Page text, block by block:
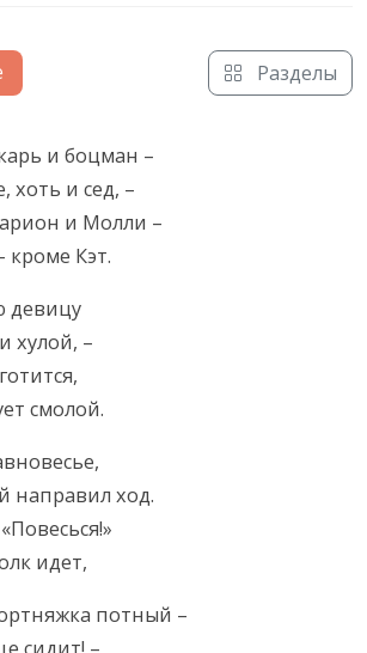
Разделы
и боцман –
хоть и сед, –
и Молли –
кроме Кэт.
девицу
хулой, –
смолой.
направил ход.
идет,
потный –